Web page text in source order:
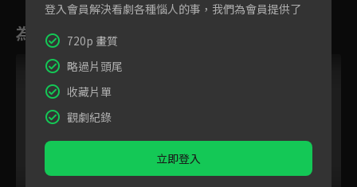
為您推薦
登入會員解決看劇各種惱人的事，我們為會員提供了
720p 畫質
略過片頭尾
收藏片單
觀劇紀錄
立即登入